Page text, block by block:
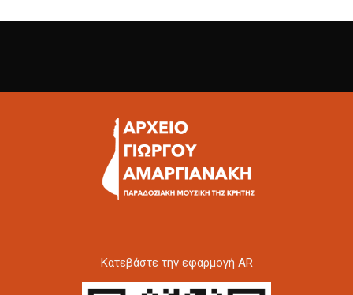
Kατεβάστε την εφαρμογή AR